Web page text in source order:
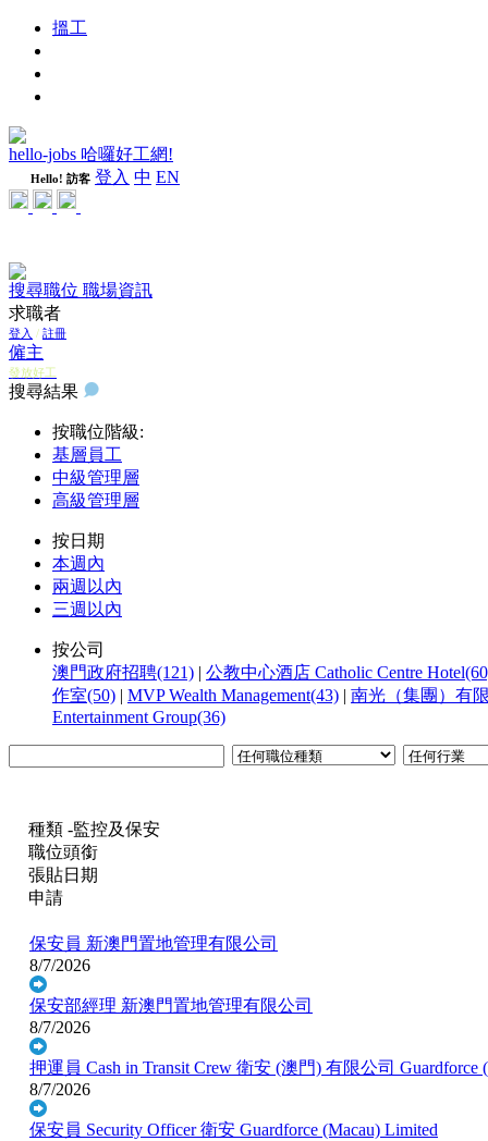
搵工
hello-jobs 哈囉好工網!
Hello! 訪客 登入 中 EN
搜尋職位 職場資訊
求職者
登入 / 註冊
僱主
發放好工
搜尋結果
按職位階級:
基層員工
中級管理層
高級管理層
按日期
本週內
兩週以內
三週以內
按公司
澳門政府招聘(121) | 公教中心酒店 Catholic Centre
作室(50) | MVP Wealth Management(43) | 南光（集團）有
Entertainment Group(36)
種類 -監控及保安
職位頭銜
張貼日期
申請
保安員 新澳門置地管理有限公司
8/7/2026
保安部經理 新澳門置地管理有限公司
8/7/2026
押運員 Cash in Transit Crew 衛安 (澳門) 有限公司 Guardforce
8/7/2026
保安員 Security Officer衛安 Guardforce (Macau) Limited